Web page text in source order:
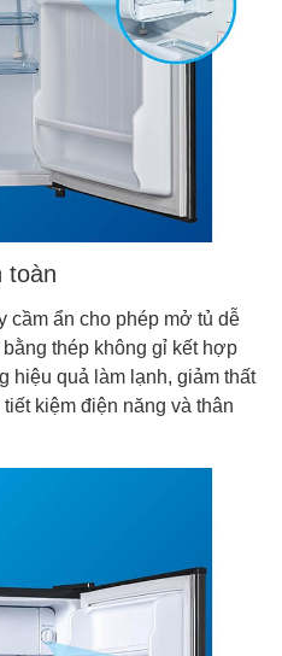
toàn
cầm ẩn cho phép mở tủ dễ
thép không gỉ kết hợp
hiệu quả làm lạnh, giảm thất
kiệm điện năng và thân